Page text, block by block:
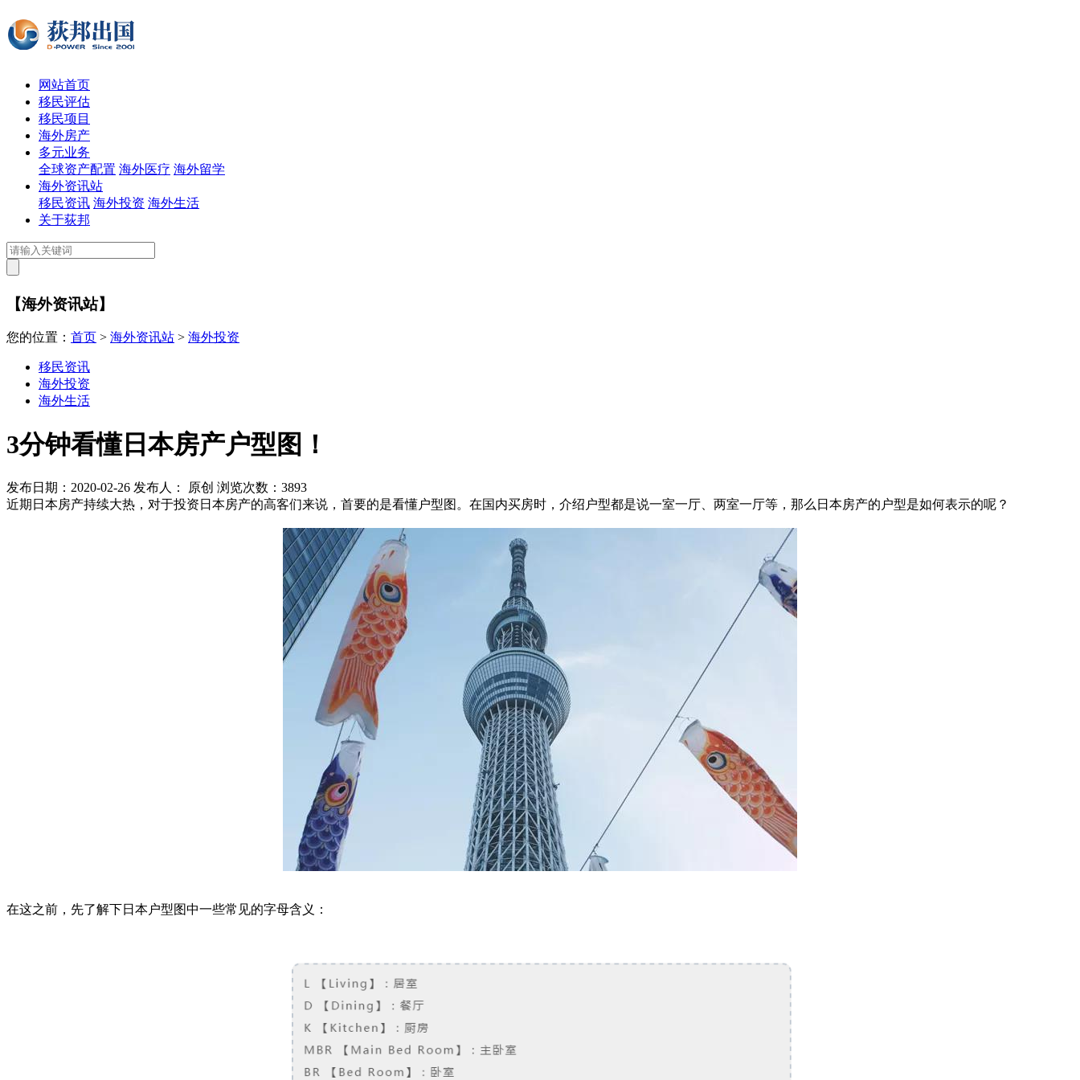
网站首页
移民评估
移民项目
海外房产
多元业务
全球资产配置 海外医疗 海外留学
海外资讯站
移民资讯 海外投资 海外生活
关于荻邦
【海外资讯站】
您的位置： 首页 > 海外资讯站 > 海外投资
移民资讯
海外投资
海外生活
3分钟看懂日本房产户型图！
发布日期：2020-02-26 发布人： 原创 浏览次数：3893
近期日本房产持续大热，对于投资日本房产的高客们来说，首要的是看懂户型图。在国内买房时，介绍户型都是说一室一厅、两室一厅等，那么日本房产的户型是如何表示的呢？
在这之前，先了解下日本户型图中一些常见的字母含义：